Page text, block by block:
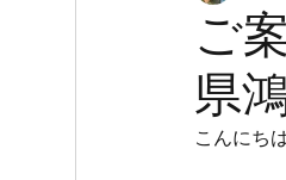
ご
県
こんにち